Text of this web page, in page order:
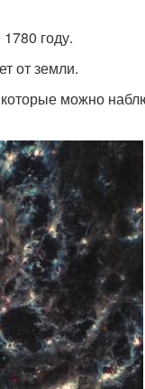
году.
от земли.
которые можно